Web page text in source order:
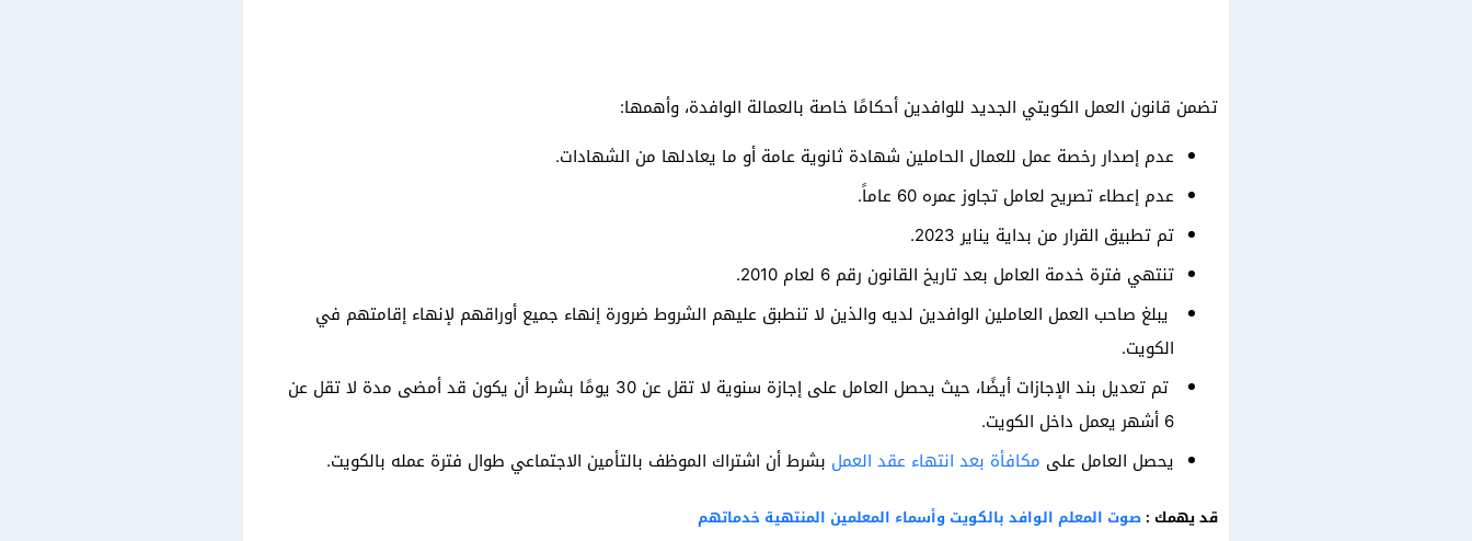
تضمن قانون العمل الكويتي الجديد للوافدين أحكامًا خاصة بالعمالة الوافدة، وأهمها:
عدم إصدار رخصة عمل للعمال الحاملين شهادة ثانوية عامة أو ما يعادلها من الشهادات.
عدم إعطاء تصريح لعامل تجاوز عمره 60 عاماً.
تم تطبيق القرار من بداية يناير 2023.
تنتهي فترة خدمة العامل بعد تاريخ القانون رقم 6 لعام 2010.
يبلغ صاحب العمل العاملين الوافدين لديه والذين لا تنطبق عليهم الشروط ضرورة إنهاء جميع أوراقهم لإنهاء إقامتهم في
الكويت.
تم تعديل بند الإجازات أيضًا، حيث يحصل العامل على إجازة سنوية لا تقل عن 30 يومًا بشرط أن يكون قد أمضى مدة لا تقل عن
6 أشهر يعمل داخل الكويت.
يحصل العامل على مكافأة بعد انتهاء عقد العمل بشرط أن اشتراك الموظف بالتأمين الاجتماعي طوال فترة عمله بالكويت.
قد يهمك : صوت المعلم الوافد بالكويت وأسماء المعلمين المنتهية خدماتهم